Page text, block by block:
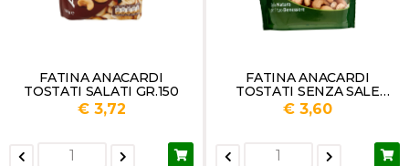
FATINA ANACARDI
TOSTATI SALATI GR.150
€ 3,72
FATINA ANACARDI
TOSTATI SENZA SALE
GR.150
€ 3,60